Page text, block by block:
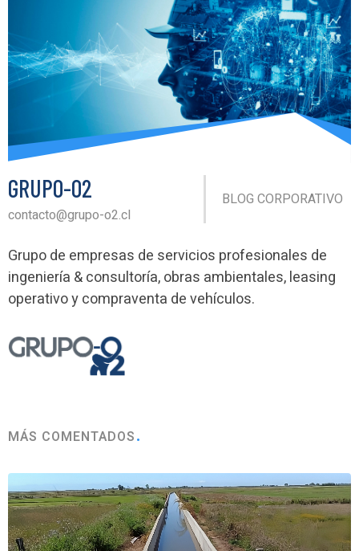
GRUPO-O2
contacto@grupo-o2.cl
BLOG CORPORATIVO
Grupo de empresas de servicios profesionales de
ingeniería & consultoría, obras ambientales, leasing
operativo y compraventa de vehículos.
MÁS COMENTADOS